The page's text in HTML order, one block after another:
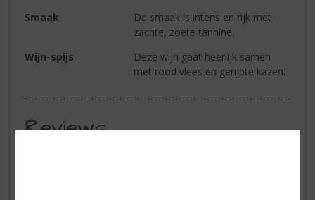
Smaak
De smaak is intens en rijk met
zachte, zoete tannine.
Wijn-spijs
Deze wijn gaat heerlijk samen
met rood vlees en gerijpte kazen.
Reviews